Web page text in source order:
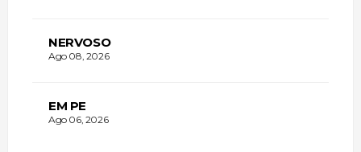
NERVOSO
Ago 08, 2026
EM PE
Ago 06, 2026